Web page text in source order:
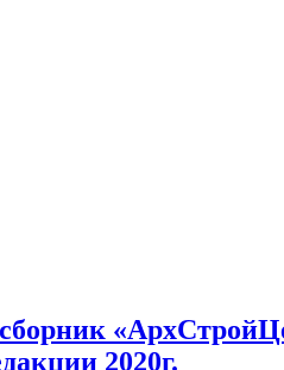
2020г.